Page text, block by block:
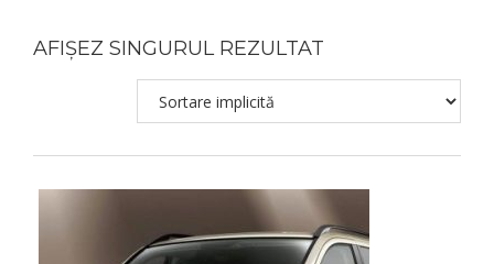
AFIȘEZ SINGURUL REZULTAT